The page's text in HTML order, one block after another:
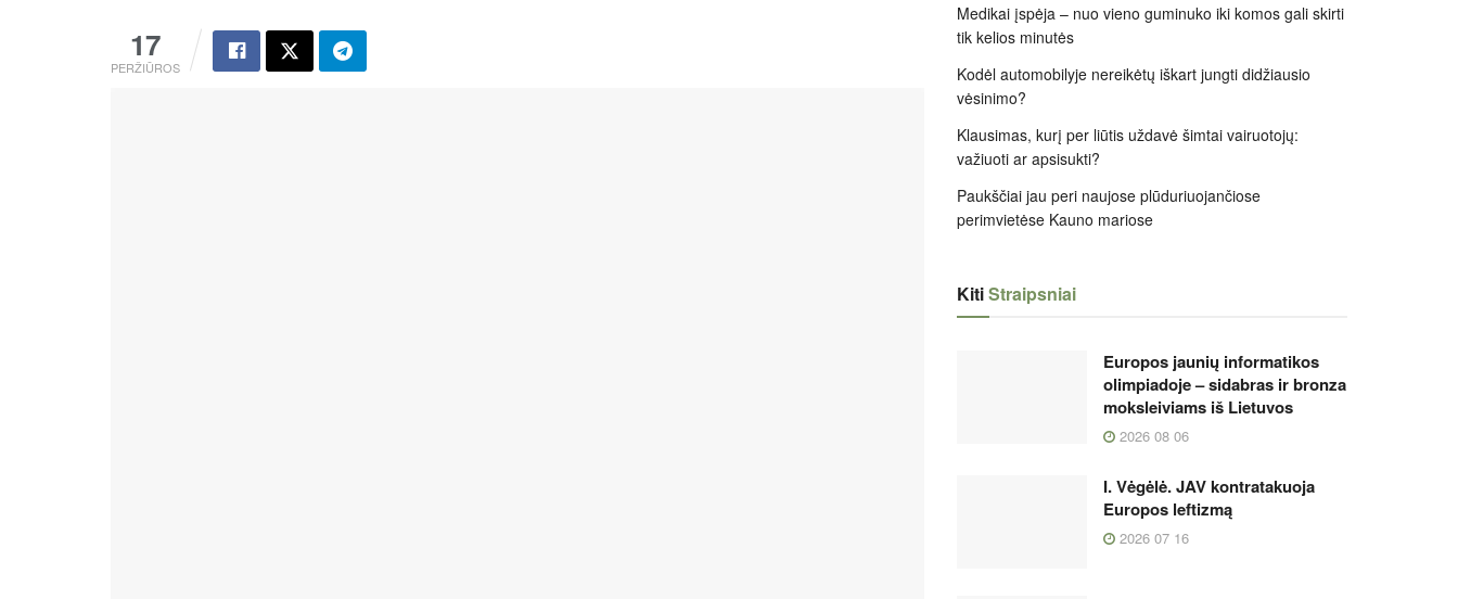
17
PERŽIŪROS
Medikai įspėja – nuo vieno guminuko iki komos gali skirti
tik kelios minutės
Kodėl automobilyje nereikėtų iškart jungti didžiausio
vėsinimo?
Klausimas, kurį per liūtis uždavė šimtai vairuotojų:
važiuoti ar apsisukti?
Paukščiai jau peri naujose plūduriuojančiose
perimvietėse Kauno mariose
KitiStraipsniai
Europos jaunių informatikos
olimpiadoje – sidabras ir bronza
moksleiviams iš Lietuvos
2026 08 06
I. Vėgėlė. JAV kontratakuoja
Europos leftizmą
2026 07 16